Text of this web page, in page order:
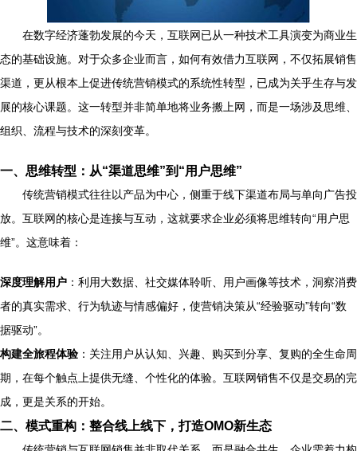
在数字经济蓬勃发展的今天，互联网已从一种技术工具演变为商业生
态的基础设施。对于众多企业而言，如何有效借力互联网，不仅拓展销售
渠道，更从根本上促进传统营销模式的系统性转型，已成为关乎生存与发
展的核心课题。这一转型并非简单地将业务搬上网，而是一场涉及思维、
组织、流程与技术的深刻变革。
一、思维转型：从“渠道思维”到“用户思维”
传统营销模式往往以产品为中心，侧重于线下渠道布局与单向广告投
放。互联网的核心是连接与互动，这就要求企业必须将思维转向“用户思
维”。这意味着：
深度理解用户 ：利用大数据、社交媒体聆听、用户画像等技术，洞察消费
者的真实需求、行为轨迹与情感偏好，使营销决策从“经验驱动”转向“数
据驱动”。
构建全旅程体验 ：关注用户从认知、兴趣、购买到分享、复购的全生命周
期，在每个触点上提供无缝、个性化的体验。互联网销售不仅是交易的完
成，更是关系的开始。
二、模式重构：整合线上线下，打造OMO新生态